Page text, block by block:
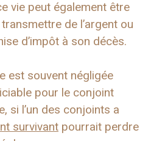
vie peut également être
de l’argent ou
d’impôt à son décès.
est souvent négligée
pour le conjoint
si l’un des conjoints a
survivant pourrait perdre